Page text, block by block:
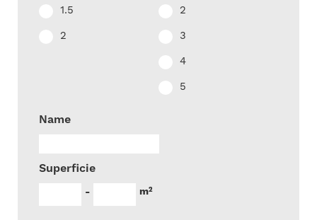
1.5
2
2
3
4
5
Name
Superficie
- m²